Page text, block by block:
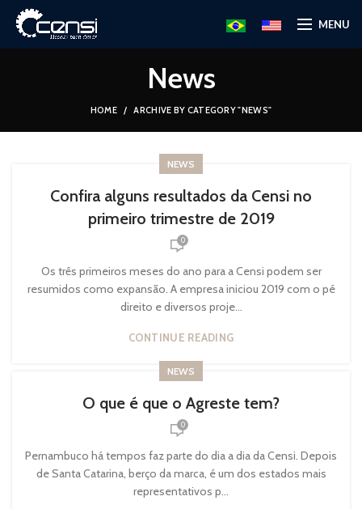
MENU
News
HOME ARCHIVE BY CATEGORY "NEWS"
NEWS
Confira alguns resultados da Censi no
primeiro trimestre de 2019
0
Os três primeiros meses do ano para a Censi podem ser
resumidos como expansão. A empresa iniciou 2019 com o pé
direito e diversos proje...
CONTINUE READING
NEWS
O que é que o Agreste tem?
0
Pernambuco há tempos faz parte do dia a dia da Censi. Depois
de Santa Catarina, berço da marca, é um dos estados mais
representativos p...